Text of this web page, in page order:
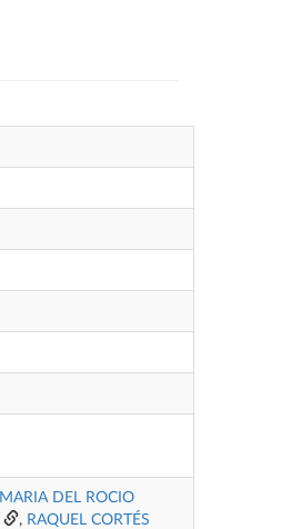
MARIA DEL ROCIO
, RAQUEL CORTÉS